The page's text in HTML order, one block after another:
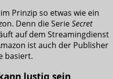
Prinzip so etwas wie ein
Denn die SerieSecret
auf dem Streamingdienst
ist auch der Publisher
basiert.
lustig sein